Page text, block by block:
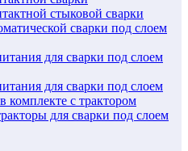
стыковой сварки
сварки под слоем
для сварки под слоем
для сварки под слоем
комплекте с трактором
для сварки под слоем